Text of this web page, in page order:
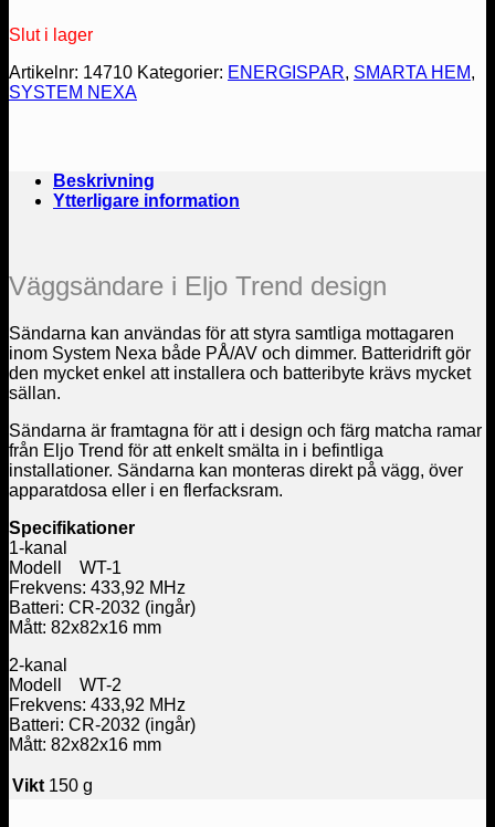
Slut i lager
Artikelnr: 14710 Kategorier: ENERGISPAR, SMARTA HEM,
SYSTEM NEXA
Beskrivning
Ytterligare information
Väggsändare i Eljo Trend design
Sändarna kan användas för att styra samtliga mottagaren
inom System Nexa både PÅ/AV och dimmer. Batteridrift gör
den mycket enkel att installera och batteribyte krävs mycket
sällan.​
Sändarna är framtagna för att i design och färg matcha ramar
från Eljo Trend för att enkelt smälta in i befintliga
installationer. Sändarna kan monteras direkt på vägg, över
apparatdosa eller i en flerfacksram.
Specifikationer
1-kanal
Modell WT-1
Frekvens: 433,92 MHz
Batteri: CR-2032 (ingår)
Mått: 82x82x16 mm
2-kanal
Modell WT-2
Frekvens: 433,92 MHz
Batteri: CR-2032 (ingår)
Mått: 82x82x16 mm
Vikt 150 g